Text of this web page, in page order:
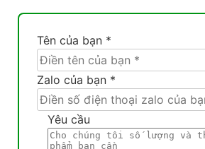
Tên của bạn *
Zalo của bạn *
Yêu cầu